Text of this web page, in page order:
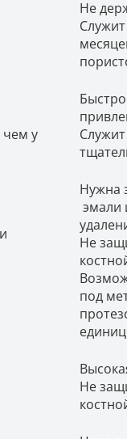
Не
у
Нужна
эмали
Не
под
единиц
Не